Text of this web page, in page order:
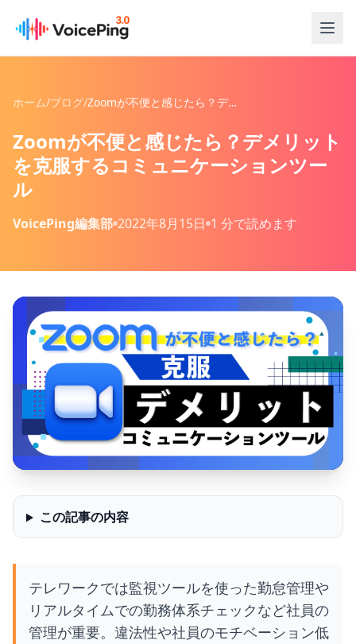
ホーム/ブログ/ Zoomが不便と感じたら？デメリットを克服するコミュニケーションツール
Zoomが不便と感じたら？デメリット
を克服するコミュニケーションツー
ル
VoicePing編集部 2022年8月15日 1 分で読めます
この記事の内容
テレワークでは監視ツールを使った勤怠管理や
リアルタイムでの勤務体系チェックなど社員の
管理が重要。違法性や社員のモチベーション低